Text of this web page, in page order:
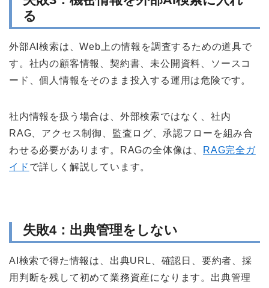
る
外部AI検索は、Web上の情報を調査するための道具で
す。社内の顧客情報、契約書、未公開資料、ソースコ
ード、個人情報をそのまま投入する運用は危険です。
社内情報を扱う場合は、外部検索ではなく、社内
RAG、アクセス制御、監査ログ、承認フローを組み合
わせる必要があります。RAGの全体像は、
RAG完全ガ
イド で詳しく解説しています。
失敗4：出典管理をしない
AI検索で得た情報は、出典URL、確認日、要約者、採
用判断を残して初めて業務資産になります。出典管理